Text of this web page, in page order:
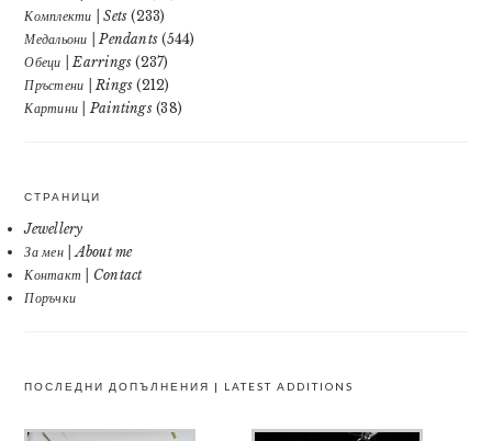
Комплекти | Sets (233)
Медальони | Pendants (544)
Обеци | Earrings (237)
Пръстени | Rings (212)
Картини | Paintings(38)
СТРАНИЦИ
Jewellery
За мен | About me
Контакт | Contact
Поръчки
ПОСЛЕДНИ ДОПЪЛНЕНИЯ | LATEST ADDITIONS